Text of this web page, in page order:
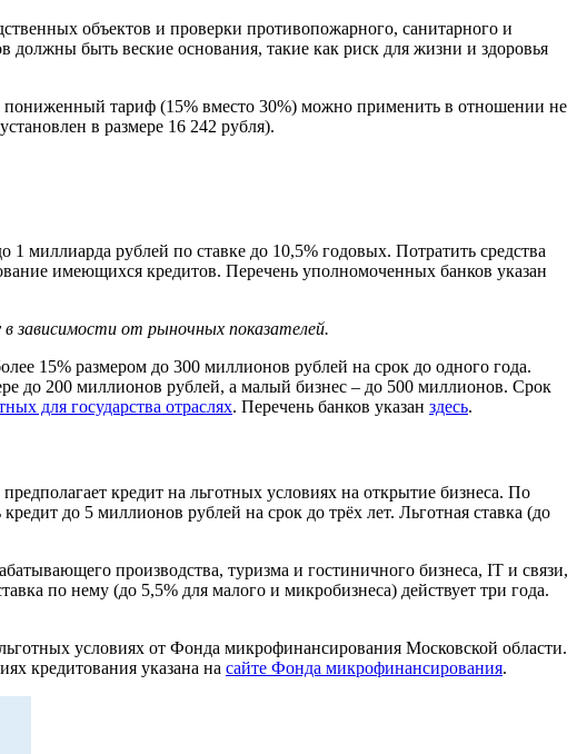
объектов и проверки противопожарного, санитарного и
быть веские основания, такие как риск для жизни и здоровья
тариф (15% вместо 30%) можно применить в отношении не
в размере 16 242 рубля).
1 миллиарда рублей по ставке до 10,5% годовых. Потратить средства
имеющихся кредитов. Перечень уполномоченных банков указан
зависимости от рыночных показателей.
15% размером до 300 миллионов рублей на срок до одного года.
до 200 миллионов рублей, а малый бизнес – до 500 миллионов. Срок
для государства отраслях. Перечень банков указан здесь.
кредит на льготных условиях на открытие бизнеса. По
до 5 миллионов рублей на срок до трёх лет. Льготная ставка (до
производства, туризма и гостиничного бизнеса, IT и связи,
по нему (до 5,5% для малого и микробизнеса) действует три года.
условиях от Фонда микрофинансирования Московской области.
кредитования указана на сайте Фонда микрофинансирования.